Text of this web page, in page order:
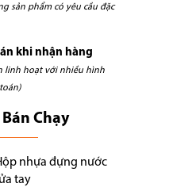
sản phẩm có yêu cầu đặc
khi nhận hàng
linh hoạt với nhiều hình
Chạy
nhựa đựng nước
tay